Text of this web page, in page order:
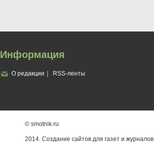
Информация
О редакции RSS-ленты
© smotnik.ru
2014. Создание сайтов для газет и журналов